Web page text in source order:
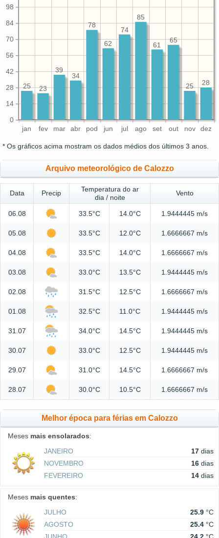
jan fev mar abr pod jun jul ago set out nov dez
0
14
28
42
56
70
84
98
28
25
65
61
85
74
62
78
34
39
23
25
* Os gráficos acima mostram os dados médios dos últimos 3 anos.
Arquivo meteorológico de Calozzo
Data Precip
Temperatura do ar
dia / noite
Vento
06.08 33.5°C 14.0°C 1.9444445 m/s
05.08 33.5°C 12.0°C 1.6666667 m/s
04.08 33.5°C 14.0°C 1.6666667 m/s
03.08 33.0°C 13.5°C 1.9444445 m/s
02.08 31.5°C 12.5°C 1.6666667 m/s
01.08 32.5°C 11.0°C 1.9444445 m/s
31.07 34.0°C 14.5°C 1.9444445 m/s
30.07 33.0°C 12.5°C 1.9444445 m/s
29.07 31.0°C 14.5°C 1.6666667 m/s
28.07 30.0°C 10.5°C 1.6666667 m/s
Melhor época para férias em Calozzo
Meses mais ensolarados:
JANEIRO
17 dias
NOVEMBRO
16 dias
FEVEREIRO
14 dias
Meses mais quentes:
JULHO
25.9 °C
AGOSTO
25.4 °C